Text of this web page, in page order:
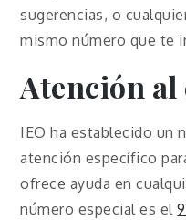
sugerencias, o
mismo número que te
Atención al
IEO ha establecido un
atención específico
ofrece ayuda en
número especial es el